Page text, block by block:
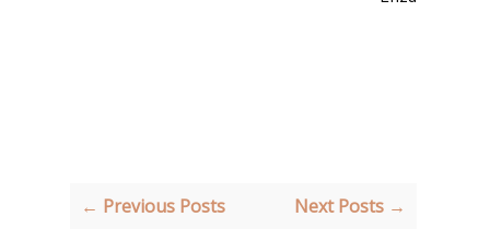
← Previous Posts Next Posts →